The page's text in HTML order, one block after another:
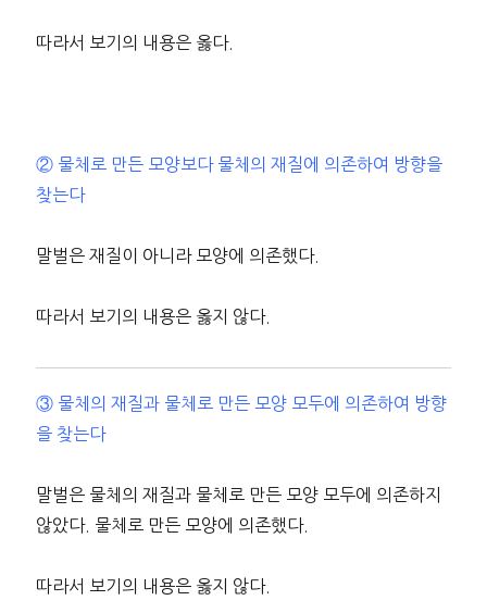
따라서 보기의 내용은 옳다.
② 물체로 만든 모양보다 물체의 재질에 의존하여 방향을
찾는다
말벌은 재질이 아니라 모양에 의존했다.
따라서 보기의 내용은 옳지 않다.
③ 물체의 재질과 물체로 만든 모양 모두에 의존하여 방향
을 찾는다
말벌은 물체의 재질과 물체로 만든 모양 모두에 의존하지
않았다. 물체로 만든 모양에 의존했다.
따라서 보기의 내용은 옳지 않다.